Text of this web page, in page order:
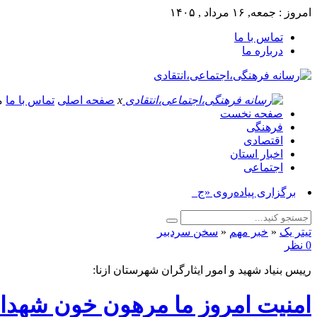
امروز : جمعه, ۱۶ مرداد , ۱۴۰۵
تماس با ما
درباره ما
x صفحه اصلی تماس با ما
صفحه نخست
فرهنگی
اقتصادی
اخبار استان
اجتماعی
برگزاری پیاده‌روی «جاماندگان اربعی_
تیتر یک « خبر مهم « سخن سردبیر
0 نظر
رییس بنیاد شهید و امور ایثارگران شهرستان ازنا:
امنیت امروز ما مرهون خون